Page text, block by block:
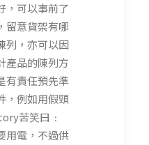
，可以事前了
留意貨架有哪
列，亦可以因
產品的陳列方
有責任預先準
，例如用假頸
苦笑曰﹕
用電，不過供